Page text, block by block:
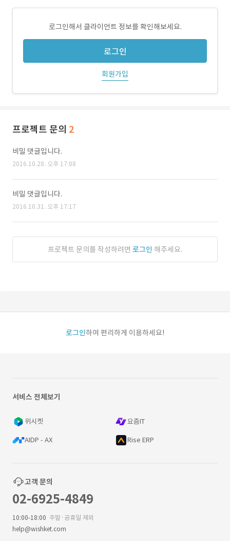
로그인해서 클라이언트 정보를 확인해보세요.
로그인
회원가입
프로젝트 문의 2
비밀 댓글입니다.
2016.10.28. 오후 17:08
비밀 댓글입니다.
2016.10.31. 오후 17:17
프로젝트 문의를 작성하려면 로그인 해주세요.
로그인하여 편리하게 이용하세요!
서비스 전체보기
위시켓 요즘IT
AIDP - AX Rise ERP
고객 문의
02-6925-4849
10:00-18:00 주말·공휴일 제외
help@wishket.com